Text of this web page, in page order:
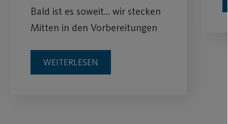
Bald ist es soweit... wir stecken
Mitten in den Vorbereitungen
WEITERLESEN